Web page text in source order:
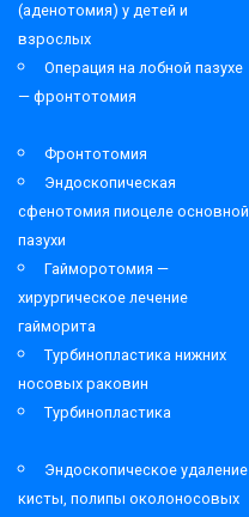
(аденотомия) у детей и
взрослых
Операция на лобной пазухе
— фронтотомия
Фронтотомия
Эндоскопическая
сфенотомия пиоцеле основной
пазухи
Гайморотомия —
хирургическое лечение
гайморита
Турбинопластика нижних
носовых раковин
Турбинопластика
Эндоскопическое удаление
кисты, полипы околоносовых